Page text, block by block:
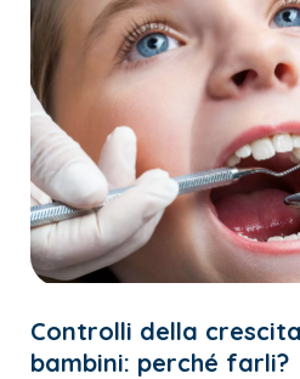
Controlli della
bambini: perché farli?